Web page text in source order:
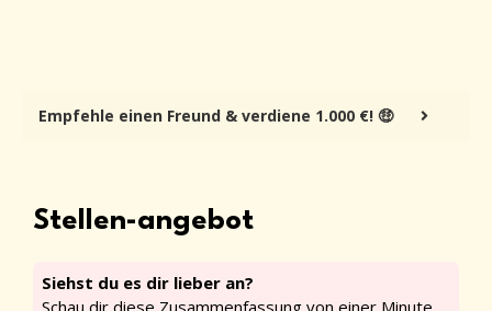
Empfehle einen Freund & verdiene 1.000 €! 🤑
Stellen-angebot
Siehst du es dir lieber an?